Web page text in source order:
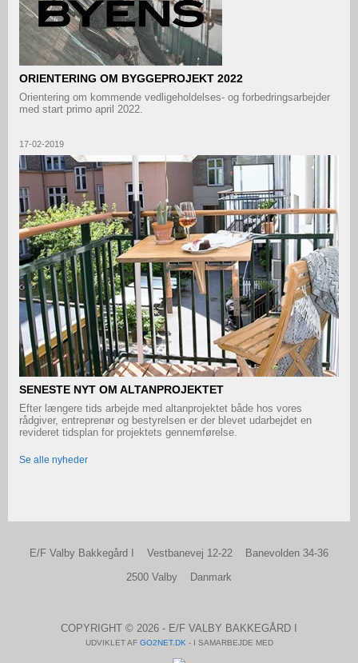
ORIENTERING OM BYGGEPROJEKT 2022
Orientering om kommende vedligeholdelses- og forbedringsarbejder
med start primo april 2022.
17-02-2019
SENESTE NYT OM ALTANPROJEKTET
Efter længere tids arbejde med altanprojektet både hos vores
rådgiver, entreprenør og bestyrelsen er der blevet udarbejdet en
revideret tidsplan for projektets gennemførelse.
Se alle nyheder
E/F Valby Bakkegård I Vestbanevej 12-22
Banevolden 34-36
2500 Valby
Danmark
COPYRIGHT © 2026 - E/F VALBY BAKKEGÅRD I
UDVIKLET AF GO2NET.DK - I SAMARBEJDE MED